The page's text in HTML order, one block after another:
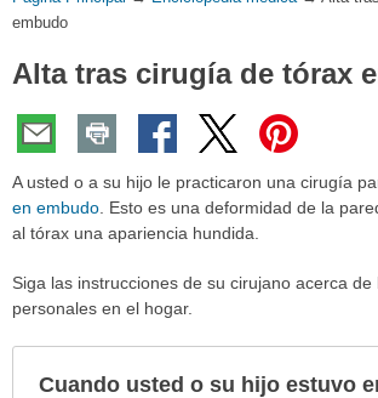
está
embudo
Alta tras cirugía de tórax
A usted o a su hijo le practicaron una cirugía
en embudo . Esto es una deformidad de la
al tórax una apariencia hundida.
Siga las instrucciones de su cirujano acerca de
personales en el hogar.
Cuando usted o su hijo estuvo